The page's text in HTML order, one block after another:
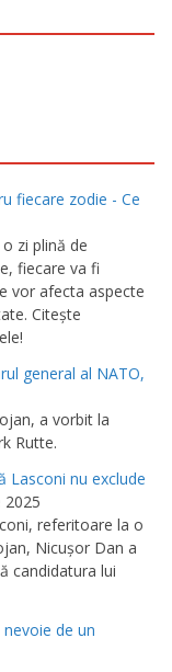
fiecare zodie - Ce
zi plină de
fiecare va fi
vor afecta aspecte
Citeşte
general al NATO,
a vorbit la
Rutte.
Lasconi nu exclude
2025
referitoare la o
Nicuşor Dan a
candidatura lui
de un